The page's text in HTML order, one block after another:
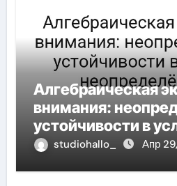
Алгебраическая
внимания:
устойчивости в
неопределённости
studiohallo_ Апр